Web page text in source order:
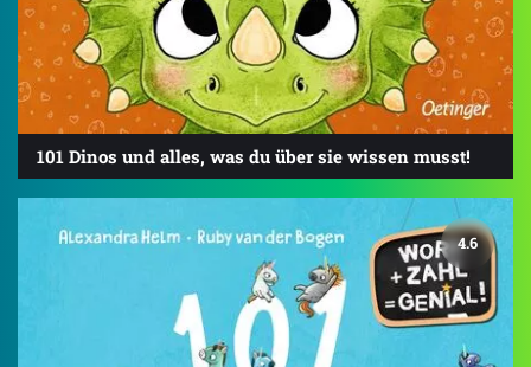
101 Dinos und alles, was du über sie wissen musst!
4.6